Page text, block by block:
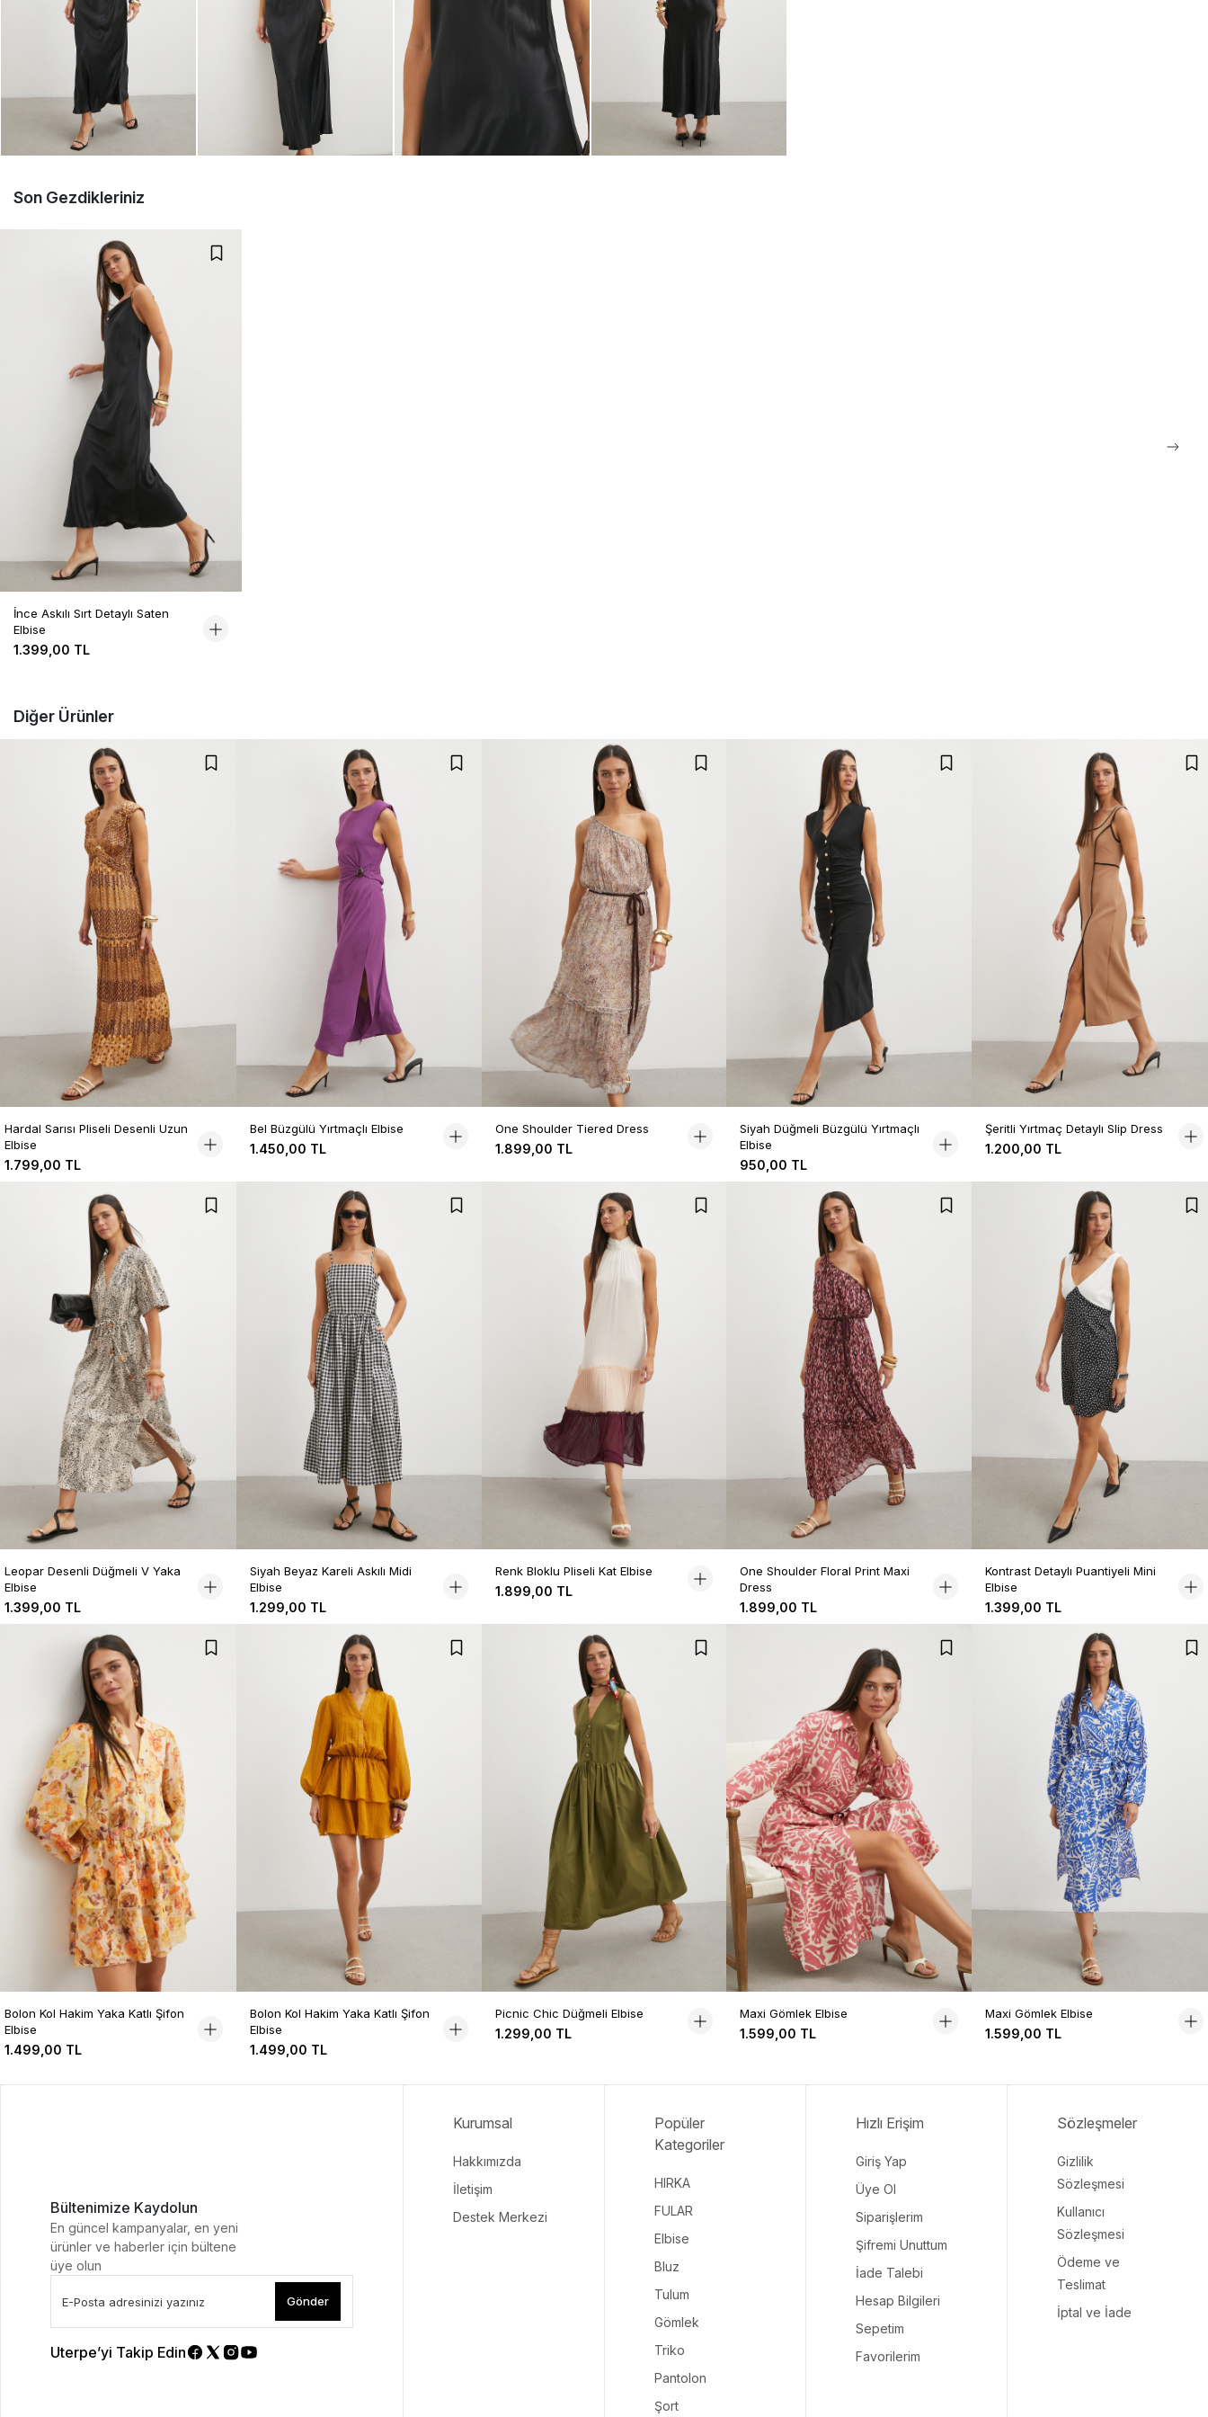
Son Gezdikleriniz
İnce Askılı Sırt Detaylı Saten
Elbise
1.399,00 TL
Diğer Ürünler
Hardal Sarısı Pliseli Desenli Uzun
Elbise
1.799,00 TL
Bel Büzgülü Yırtmaçlı Elbise
1.450,00 TL
One Shoulder Tiered Dress
1.899,00 TL
Siyah Düğmeli Büzgülü Yırtmaçlı
Elbise
950,00 TL
Şeritli Yırtmaç Detaylı Slip Dress
1.200,00 TL
Leopar Desenli Düğmeli V Yaka
Elbise
1.399,00 TL
Siyah Beyaz Kareli Askılı Midi
Elbise
1.299,00 TL
Renk Bloklu Pliseli Kat Elbise
1.899,00 TL
One Shoulder Floral Print Maxi
Dress
1.899,00 TL
Kontrast Detaylı Puantiyeli Mini
Elbise
1.399,00 TL
Bolon Kol Hakim Yaka Katlı Şifon
Elbise
1.499,00 TL
Bolon Kol Hakim Yaka Katlı Şifon
Elbise
1.499,00 TL
Picnic Chic Düğmeli Elbise
1.299,00 TL
Maxi Gömlek Elbise
1.599,00 TL
Maxi Gömlek Elbise
1.599,00 TL
Bültenimize Kaydolun
En güncel kampanyalar, en yeni
ürünler ve haberler için bültene
üye olun
Gönder
Uterpe’yi Takip Edin
Kurumsal
Hakkımızda
İletişim
Destek Merkezi
Popüler
Kategoriler
HIRKA
FULAR
Elbise
Bluz
Tulum
Gömlek
Triko
Pantolon
Şort
Hızlı Erişim
Giriş Yap
Üye Ol
Siparişlerim
Şifremi Unuttum
İade Talebi
Hesap Bilgileri
Sepetim
Favorilerim
Sözleşmeler
Gizlilik
Sözleşmesi
Kullanıcı
Sözleşmesi
Ödeme ve
Teslimat
İptal ve İade